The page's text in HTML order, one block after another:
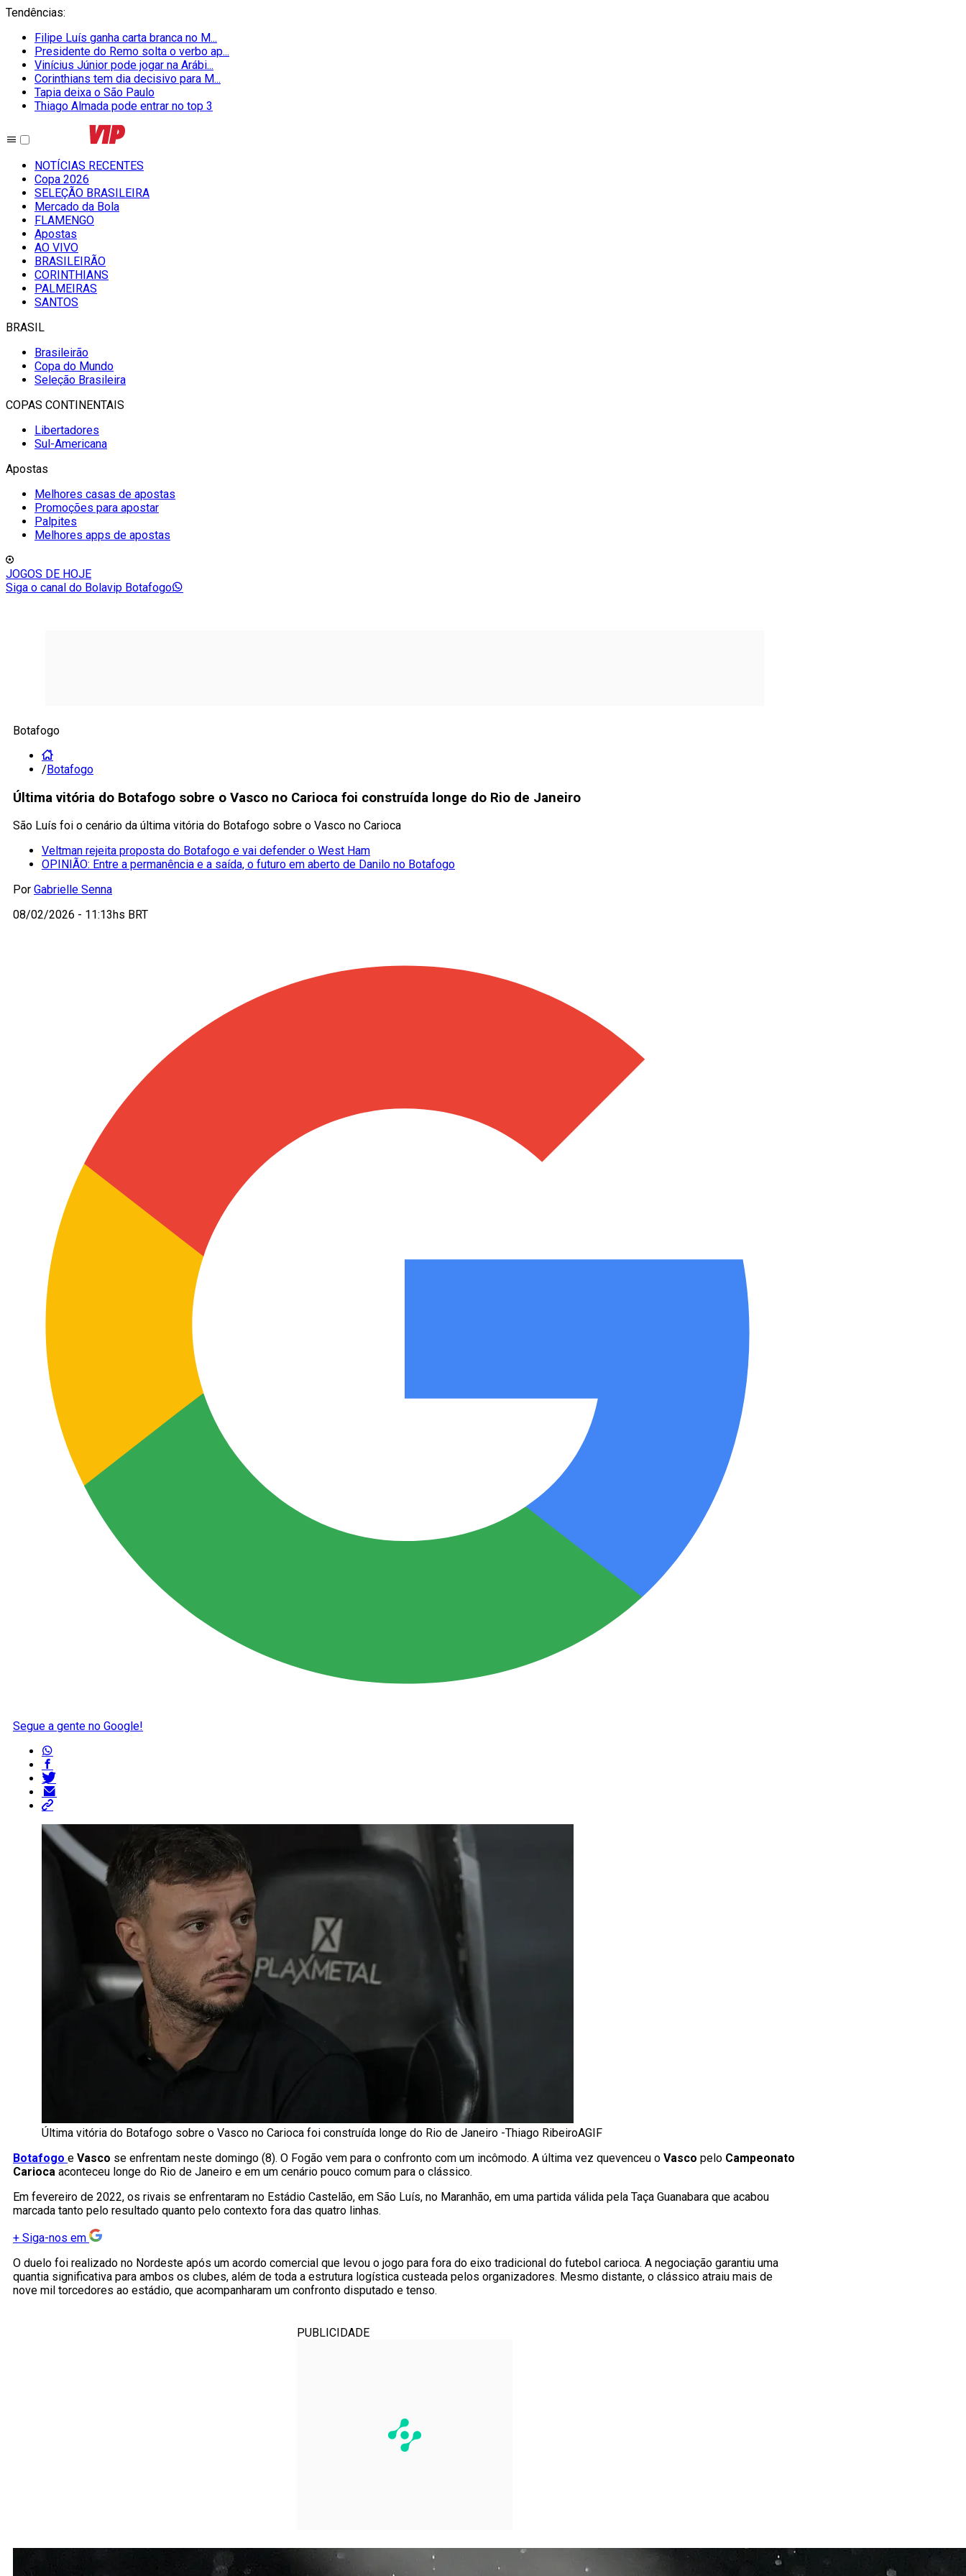
Tendências:
Filipe Luís ganha carta branca no M...
Presidente do Remo solta o verbo ap...
Vinícius Júnior pode jogar na Arábi...
Corinthians tem dia decisivo para M...
Tapia deixa o São Paulo
Thiago Almada pode entrar no top 3
NOTÍCIAS RECENTES
Copa 2026
SELEÇÃO BRASILEIRA
Mercado da Bola
FLAMENGO
Apostas
AO VIVO
BRASILEIRÃO
CORINTHIANS
PALMEIRAS
SANTOS
BRASIL
Brasileirão
Copa do Mundo
Seleção Brasileira
COPAS CONTINENTAIS
Libertadores
Sul-Americana
Apostas
Melhores casas de apostas
Promoções para apostar
Palpites
Melhores apps de apostas
JOGOS DE HOJE
Siga o canal do Bolavip Botafogo
Botafogo
/Botafogo
Última vitória do Botafogo sobre o Vasco no Carioca foi construída longe do Rio de Janeiro
São Luís foi o cenário da última vitória do Botafogo sobre o Vasco no Carioca
Veltman rejeita proposta do Botafogo e vai defender o West Ham
OPINIÃO: Entre a permanência e a saída, o futuro em aberto de Danilo no Botafogo
Por Gabrielle Senna
08/02/2026 - 11:13hs BRT
Segue a gente no Google!
Última vitória do Botafogo sobre o Vasco no Carioca foi construída longe do Rio de Janeiro -Thiago RibeiroAGIF
Botafogo e Vasco se enfrentam neste domingo (8). O Fogão vem para o confronto com um incômodo. A última vez quevenceu o Vasco pelo Campeonato
Carioca aconteceu longe do Rio de Janeiro e em um cenário pouco comum para o clássico.
Em fevereiro de 2022, os rivais se enfrentaram no Estádio Castelão, em São Luís, no Maranhão, em uma partida válida pela Taça Guanabara que acabou
marcada tanto pelo resultado quanto pelo contexto fora das quatro linhas.
+ Siga-nos em
O duelo foi realizado no Nordeste após um acordo comercial que levou o jogo para fora do eixo tradicional do futebol carioca. A negociação garantiu uma
quantia significativa para ambos os clubes, além de toda a estrutura logística custeada pelos organizadores. Mesmo distante, o clássico atraiu mais de
nove mil torcedores ao estádio, que acompanharam um confronto disputado e tenso.
PUBLICIDADE